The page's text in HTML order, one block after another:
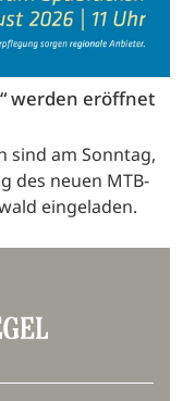
werden eröffnet
sind am Sonntag,
des neuen MTB-
eingeladen.